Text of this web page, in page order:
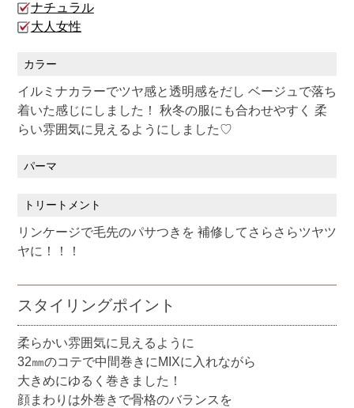
ナチュラル
大人女性
カラー
イルミナカラーでツヤ感と透明感をだし ベージュで落ち
着いた感じにしました！ 秋冬の服にも合わせやすく 柔
らい雰囲気に見えるようにしました♡
パーマ
トリートメント
リンケージで毛先のパサつきを 補修してさらさらツヤツ
ヤに！！！
スタイリングポイント
柔らかい雰囲気に見えるように
32㎜のコテで中間巻きにMIXに入れながら
大きめにゆるく巻きました！
顔まわりは外巻きで骨格のバランスを